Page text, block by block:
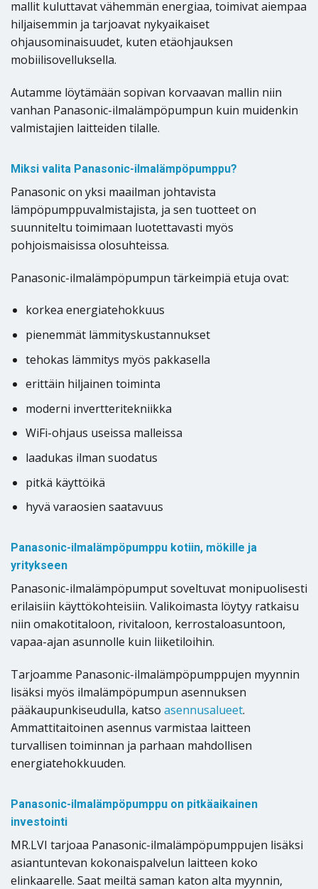
mallit kuluttavat vähemmän energiaa, toimivat aiempaa
hiljaisemmin ja tarjoavat nykyaikaiset
ohjausominaisuudet, kuten etäohjauksen
mobiilisovelluksella.
Autamme löytämään sopivan korvaavan mallin niin
vanhan Panasonic-ilmalämpöpumpun kuin muidenkin
valmistajien laitteiden tilalle.
Miksi valita Panasonic-ilmalämpöpumppu?
Panasonic on yksi maailman johtavista
lämpöpumppuvalmistajista, ja sen tuotteet on
suunniteltu toimimaan luotettavasti myös
pohjoismaisissa olosuhteissa.
Panasonic-ilmalämpöpumpun tärkeimpiä etuja ovat:
korkea energiatehokkuus
pienemmät lämmityskustannukset
tehokas lämmitys myös pakkasella
erittäin hiljainen toiminta
moderni invertteritekniikka
WiFi-ohjaus useissa malleissa
laadukas ilman suodatus
pitkä käyttöikä
hyvä varaosien saatavuus
Panasonic-ilmalämpöpumppu kotiin, mökille ja
yritykseen
Panasonic-ilmalämpöpumput soveltuvat monipuolisesti
erilaisiin käyttökohteisiin. Valikoimasta löytyy ratkaisu
niin omakotitaloon, rivitaloon, kerrostaloasuntoon,
vapaa-ajan asunnolle kuin liiketiloihin.
Tarjoamme Panasonic-ilmalämpöpumppujen myynnin
lisäksi myös ilmalämpöpumpun asennuksen
pääkaupunkiseudulla, katso asennusalueet.
Ammattitaitoinen asennus varmistaa laitteen
turvallisen toiminnan ja parhaan mahdollisen
energiatehokkuuden.
Panasonic-ilmalämpöpumppu on pitkäaikainen
investointi
MR.LVI tarjoaa Panasonic-ilmalämpöpumppujen lisäksi
asiantuntevan kokonaispalvelun laitteen koko
elinkaarelle. Saat meiltä saman katon alta myynnin,